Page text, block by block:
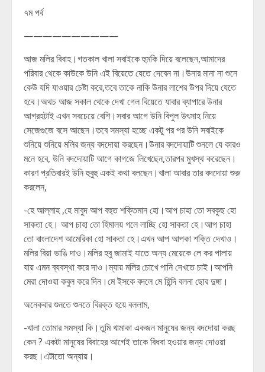
৭ম পর্ব
——————————
আজ মলির বিবাহ।গতকাল খালা সবাইকে হুমকি দিয়ে বলেছেন,আমাদের
পরিবার থেকে কাউকে উনি এই বিয়েতে যেতে দেবেন না।উনার মানা না শুনে
কেউ যদি যাওয়ার চেষ্টা করে,তবে তাকে নাকি উনার লাশের উপর দিয়ে যেতে
হবে।অথচ আজ সকাল থেকে দেখা গেল বিয়েতে যাবার ব্যাপারে উনার
আগ্রহটাই এখন সবচেয়ে বেশি।সবার আগে উনি বিপুল উৎসাহ নিয়ে
সেজেগুজে বসে আছেন।তবে সমস্যা হচ্ছে একটু পর পর উনি সবাইকে
শুনিয়ে শুনিয়ে মলির জন্য বদদোয়া করছেন।উনার বদদোয়াটি শুনলে যে কারও
মনে হবে, উনি বদদোয়াটি আগে কাগজে লিখেছেন,তারপর মুখস্থ করেছেন।
কারণ প্রতিবারই উনি হুবুহু একই কথা বলছেন।খালা আবার তার বদদোয়া শুরু
করলেন,
-হে আল্লাহ ,হে মাবুদ আপ বহুত শক্তিমান হো।আপ চাহা তো সবকুছ হো
সাকতা হে। আপ চাহা তো হিমালয় গলে লাচ্ছি হো সাকতা হে।আপ চাহা
তো বাংলাদেশ আমেরিকা হো সাকতা হে।এখন আপ আপকা শক্তি দেখাও।
মলির বিয়া ভাঙি দাও।মলির হবু জামাই যাতে অন্য মেয়েকে লে কর পালায়
যায় এমন ব্যবস্থা করে দাও।ম্যায় মলির চোখে পানি দেখতে চাই।আপনি
মেরা দোওয়া কবুল করে দিন।মে ইসকে বদলে মে হিন্দি বলনা ছোর দুঙ্গা।
অনেকবার শুনতে শুনতে বিরক্ত হয়ে বললাম,
-খালা তোমার সমস্যা কি।তুমি খামাকা একজন মানুষের জন্য বদদোয়া করছ
কেন ? একটা মানুষের বিবাহের আগেই তাকে বিধবা হওয়ার জন্য দোওয়া
করছ।এটাতো অন্যায়।